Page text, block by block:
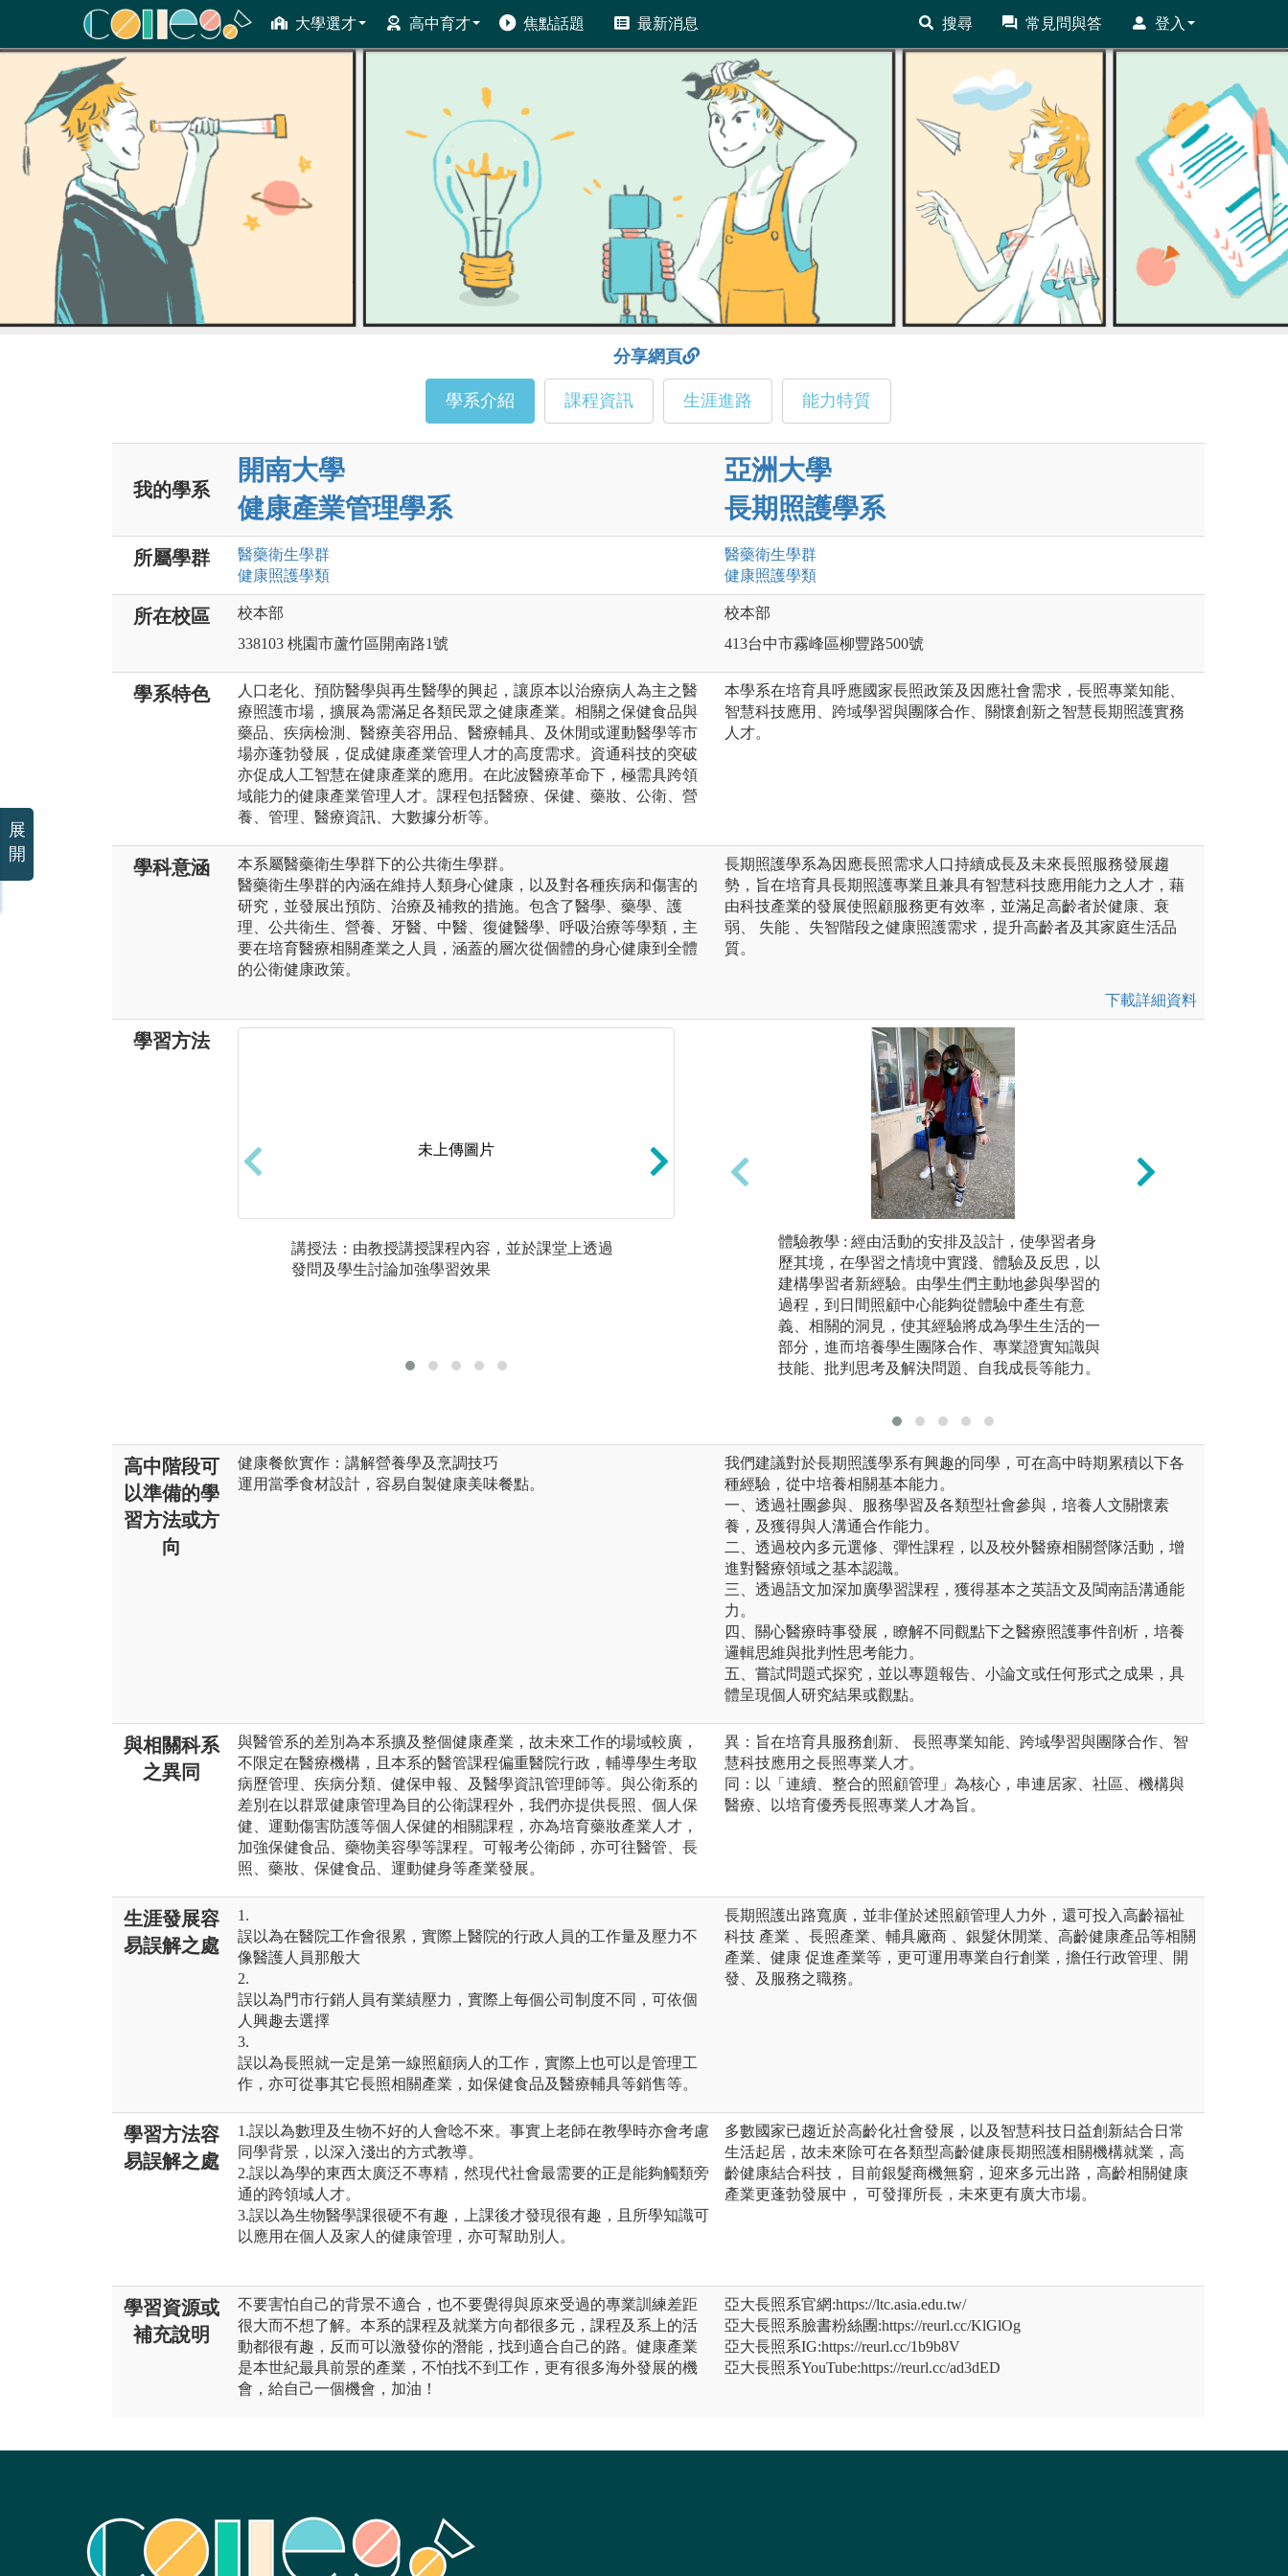
大學選才 高中育才 焦點話題 最新消息 搜尋 常見問與答 登入
ColleGo! 大學選才與高中育才輔助系統
分享網頁
學系介紹 課程資訊 生涯進路 能力特質
我的學系
開南大學
健康產業管理學系
亞洲大學
長期照護學系
所屬學群 醫藥衛生學群
健康照護學類
醫藥衛生學群
健康照護學類
所在校區
校本部
338103 桃園市蘆竹區開南路1號
校本部
413台中市霧峰區柳豐路500號
學系特色
人口老化、預防醫學與再生醫學的興起，讓原本以治療病人為主之醫
療照護市場，擴展為需滿足各類民眾之健康產業。相關之保健食品與
藥品、疾病檢測、醫療美容用品、醫療輔具、及休閒或運動醫學等市
場亦蓬勃發展，促成健康產業管理人才的高度需求。資通科技的突破
亦促成人工智慧在健康產業的應用。在此波醫療革命下，極需具跨領
域能力的健康產業管理人才。課程包括醫療、保健、藥妝、公衛、營
養、管理、醫療資訊、大數據分析等。
本學系在培育具呼應國家長照政策及因應社會需求，長照專業知能、
智慧科技應用、跨域學習與團隊合作、關懷創新之智慧長期照護實務
人才。
學科意涵
本系屬醫藥衛生學群下的公共衛生學群。
醫藥衛生學群的內涵在維持人類身心健康，以及對各種疾病和傷害的
研究，並發展出預防、治療及補救的措施。包含了醫學、藥學、護
理、公共衛生、營養、牙醫、中醫、復健醫學、呼吸治療等學類，主
要在培育醫療相關產業之人員，涵蓋的層次從個體的身心健康到全體
的公衛健康政策。
長期照護學系為因應長照需求人口持續成長及未來長照服務發展趨
勢，旨在培育具長期照護專業且兼具有智慧科技應用能力之人才，藉
由科技產業的發展使照顧服務更有效率，並滿足高齡者於健康、衰
弱、 失能 、失智階段之健康照護需求，提升高齡者及其家庭生活品
質。
下載詳細資料
學習方法
未上傳圖片
講授法：由教授講授課程內容，並於課堂上透過
發問及學生討論加強學習效果
未上傳圖片
問題導向學習法：透過問題或情境誘發學生思
考，並建立學習目標，學生進行自我導向式研
讀，增進新知或修正舊有的知識內容。老師的角
色是來導引討論的進行(協助主席維持團隊討論動
力，並督導工作的進行)
體驗教學 : 經由活動的安排及設計，使學習者身
歷其境，在學習之情境中實踐、體驗及反思，以
建構學習者新經驗。由學生們主動地參與學習的
過程，到日間照顧中心能夠從體驗中產生有意
義、相關的洞見，使其經驗將成為學生生活的一
部分，進而培養學生團隊合作、專業證實知識與
技能、批判思考及解決問題、自我成長等能力。
高中階段可
以準備的學
習方法或方
向
健康餐飲實作：講解營養學及烹調技巧
運用當季食材設計，容易自製健康美味餐點。
我們建議對於長期照護學系有興趣的同學，可在高中時期累積以下各
種經驗，從中培養相關基本能力。
一、透過社團參與、服務學習及各類型社會參與，培養人文關懷素
養，及獲得與人溝通合作能力。
二、透過校內多元選修、彈性課程，以及校外醫療相關營隊活動，增
進對醫療領域之基本認識。
三、透過語文加深加廣學習課程，獲得基本之英語文及閩南語溝通能
力。
四、關心醫療時事發展，瞭解不同觀點下之醫療照護事件剖析，培養
邏輯思維與批判性思考能力。
五、嘗試問題式探究，並以專題報告、小論文或任何形式之成果，具
體呈現個人研究結果或觀點。
與相關科系
之異同
與醫管系的差別為本系擴及整個健康產業，故未來工作的場域較廣，
不限定在醫療機構，且本系的醫管課程偏重醫院行政，輔導學生考取
病歷管理、疾病分類、健保申報、及醫學資訊管理師等。與公衛系的
差別在以群眾健康管理為目的公衛課程外，我們亦提供長照、個人保
健、運動傷害防護等個人保健的相關課程，亦為培育藥妝產業人才，
加強保健食品、藥物美容學等課程。可報考公衛師，亦可往醫管、長
照、藥妝、保健食品、運動健身等產業發展。
異：旨在培育具服務創新、 長照專業知能、跨域學習與團隊合作、智
慧科技應用之長照專業人才。
同：以「連續、整合的照顧管理」為核心，串連居家、社區、機構與
醫療、以培育優秀長照專業人才為旨。
生涯發展容
易誤解之處
1.
誤以為在醫院工作會很累，實際上醫院的行政人員的工作量及壓力不
像醫護人員那般大
2.
誤以為門市行銷人員有業績壓力，實際上每個公司制度不同，可依個
人興趣去選擇
3.
誤以為長照就一定是第一線照顧病人的工作，實際上也可以是管理工
作，亦可從事其它長照相關產業，如保健食品及醫療輔具等銷售等。
長期照護出路寬廣，並非僅於述照顧管理人力外，還可投入高齡福祉
科技 產業 、長照產業、輔具廠商 、銀髮休閒業、高齡健康產品等相關
產業、健康 促進產業等，更可運用專業自行創業，擔任行政管理、開
發、及服務之職務。
學習方法容
易誤解之處
1.誤以為數理及生物不好的人會唸不來。事實上老師在教學時亦會考慮
同學背景，以深入淺出的方式教導。
2.誤以為學的東西太廣泛不專精，然現代社會最需要的正是能夠觸類旁
通的跨領域人才。
3.誤以為生物醫學課很硬不有趣，上課後才發現很有趣，且所學知識可
以應用在個人及家人的健康管理，亦可幫助別人。
多數國家已趨近於高齡化社會發展，以及智慧科技日益創新結合日常
生活起居，故未來除可在各類型高齡健康長期照護相關機構就業，高
齡健康結合科技， 目前銀髮商機無窮，迎來多元出路，高齡相關健康
產業更蓬勃發展中， 可發揮所長，未來更有廣大市場。
學習資源或
補充說明
不要害怕自己的背景不適合，也不要覺得與原來受過的專業訓練差距
很大而不想了解。本系的課程及就業方向都很多元，課程及系上的活
動都很有趣，反而可以激發你的潛能，找到適合自己的路。健康產業
是本世紀最具前景的產業，不怕找不到工作，更有很多海外發展的機
會，給自己一個機會，加油！
亞大長照系官網:https://ltc.asia.edu.tw/
亞大長照系臉書粉絲團:https://reurl.cc/KlGlOg
亞大長照系IG:https://reurl.cc/1b9b8V
亞大長照系YouTube:https://reurl.cc/ad3dED
展
開